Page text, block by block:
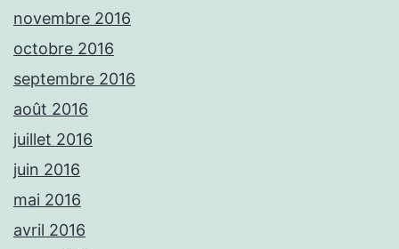
novembre 2016
octobre 2016
septembre 2016
août 2016
juillet 2016
juin 2016
mai 2016
avril 2016